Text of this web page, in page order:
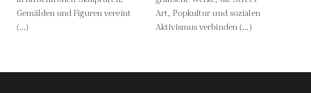
Gemälden und Figuren vereint
(...)
Art, Popkultur und sozialen
Aktivismus verbinden (...)